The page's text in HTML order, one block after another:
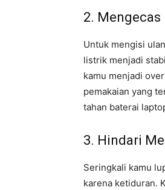
2. Mengecas
Untuk mengisi
listrik menjadi
kamu menjadi
pemakaian yang
tahan baterai
3. Hindari
Seringkali kamu
karena ketiduran.